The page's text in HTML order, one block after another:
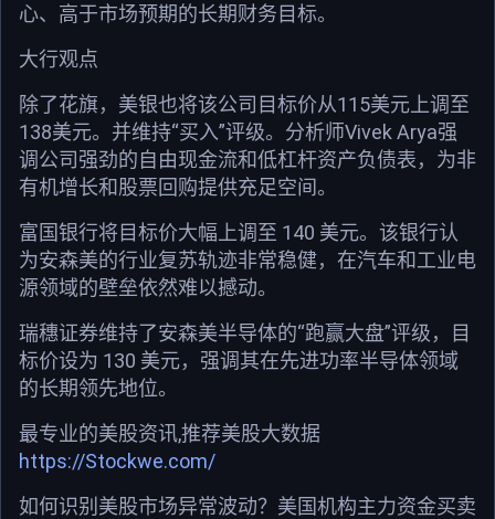
心、高于市场预期的长期财务目标。
大行观点
除了花旗，美银也将该公司目标价从115美元上调至
138美元。并维持“买入”评级。分析师Vivek Arya强
调公司强劲的自由现金流和低杠杆资产负债表，为非
有机增长和股票回购提供充足空间。
富国银行将目标价大幅上调至 140 美元。该银行认
为安森美的行业复苏轨迹非常稳健，在汽车和工业电
源领域的壁垒依然难以撼动。
瑞穗证券维持了安森美半导体的“跑赢大盘”评级，目
标价设为 130 美元，强调其在先进功率半导体领域
的长期领先地位。
最专业的美股资讯,推荐美股大数据
https://Stockwe.com/
如何识别美股市场异常波动？美国机构主力资金买卖